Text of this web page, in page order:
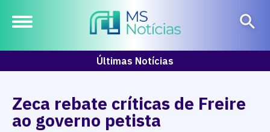
Últimas Notícias
Zeca rebate críticas de Freire
ao governo petista